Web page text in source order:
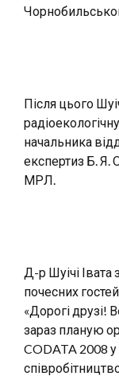
Після цього
начальника
експертиз Б. Я.
МРЛ.
Д-р Шуічі
почесних
«Дорогі друзі!
зараз планую
CODATA 2008